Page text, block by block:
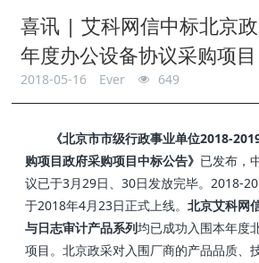
喜讯 | 艾科网信中标北京
年度办公设备协议采购项目
2018-05-16 Ever 649
《北京市市级行政事业单位2018-
购项目政府采购项目中标公告》 已发布，
议已于3月29日、30日发放完毕。2018-
于2018年4月23日正式上线。北京艾科网
与日志审计产品系列均已成功入围本年度
项目。北京政采对入围厂商的产品品质、